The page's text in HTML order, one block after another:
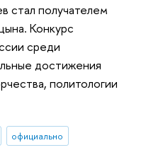
стал получателем
Конкурс
среди
достижения
политологии
официально